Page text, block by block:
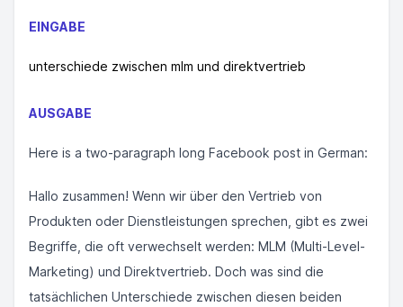
EINGABE
unterschiede zwischen mlm und direktvertrieb
AUSGABE
Here is a two-paragraph long Facebook post in German:
Hallo zusammen! Wenn wir über den Vertrieb von
Produkten oder Dienstleistungen sprechen, gibt es zwei
Begriffe, die oft verwechselt werden: MLM (Multi-Level-
Marketing) und Direktvertrieb. Doch was sind die
tatsächlichen Unterschiede zwischen diesen beiden